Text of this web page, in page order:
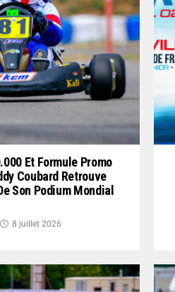
Et Formule Promo
Coubard Retrouve
Son Podium Mondial
8 juillet 2026